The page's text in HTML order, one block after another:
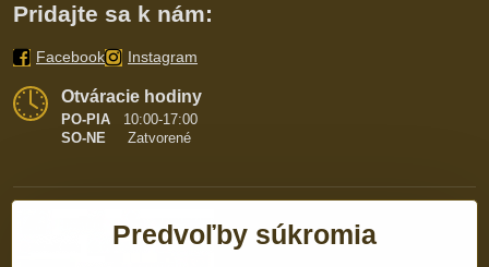
Pridajte sa k nám:
Facebook Instagram
Otváracie hodiny
PO-PIA
10:00-17:00
SO-NE Zatvorené
Predvoľby súkromia